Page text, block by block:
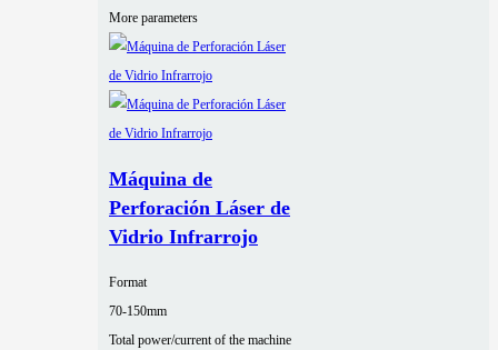
More parameters
Máquina de
Perforación Láser de
Vidrio Infrarrojo
Format
70-150mm
Total power/current of the machine